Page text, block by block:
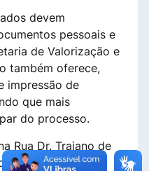
devem
pessoais e
de Valorização e
também oferece,
impressão de
que mais
do processo.
Rua Dr. Trajano de
Centro.